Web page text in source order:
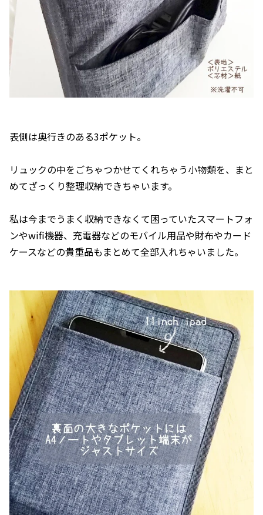
表側は奥行きのある3ポケット。
リュックの中をごちゃつかせてくれちゃう小物類を、まと
めてざっくり整理収納できちゃいます。
私は今までうまく収納できなくて困っていたスマートフォ
ンやwifi機器、充電器などのモバイル用品や財布やカード
ケースなどの貴重品もまとめて全部入れちゃいました。